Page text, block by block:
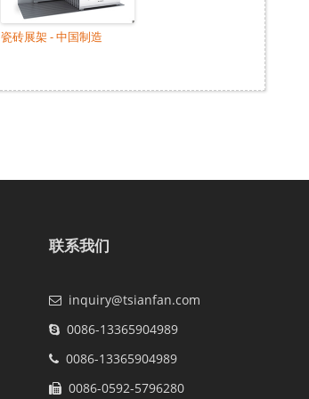
瓷砖展架 - 中国制造
联系我们
inquiry@tsianfan.com
0086-13365904989
0086-13365904989
0086-0592-5796280